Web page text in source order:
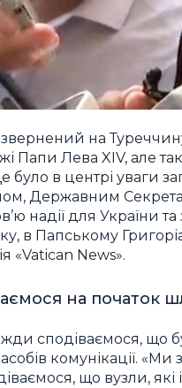
на
Папи Лева XIV, але
було в центрі уваги
Державним
надії для України
в Папському
«Vatican News».
на початок
сподіваємося, що
комунікації.
що вузли, які